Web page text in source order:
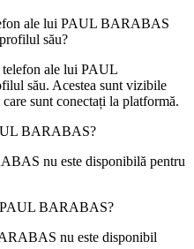
ale lui PAUL BARABAS
său?
telefon ale lui PAUL
său. Acestea sunt vizibile
sunt conectați la platformă.
BARABAS?
nu este disponibilă pentru
PAUL BARABAS?
nu este disponibil